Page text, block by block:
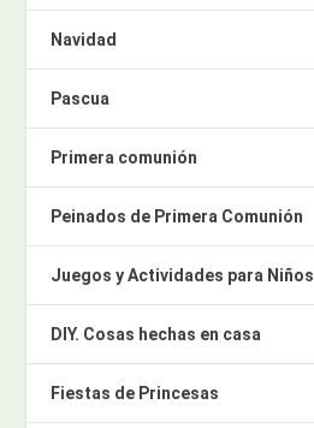
Navidad
Pascua
Primera comunión
Peinados de Primera Comunión
Juegos y Actividades para Niños
DIY. Cosas hechas en casa
Fiestas de Princesas